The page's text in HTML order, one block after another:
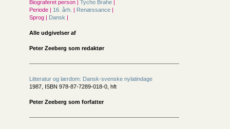
Biograferet person | Tycho Brahe |
Periode | 16. årh. | Renæssance |
Sprog | Dansk |
Alle udgivelser af
Peter Zeeberg som redaktør
Litteratur og lærdom: Dansk-svenske nylatindage
1987, ISBN 978-87-7289-018-0, hft
Peter Zeeberg som forfatter